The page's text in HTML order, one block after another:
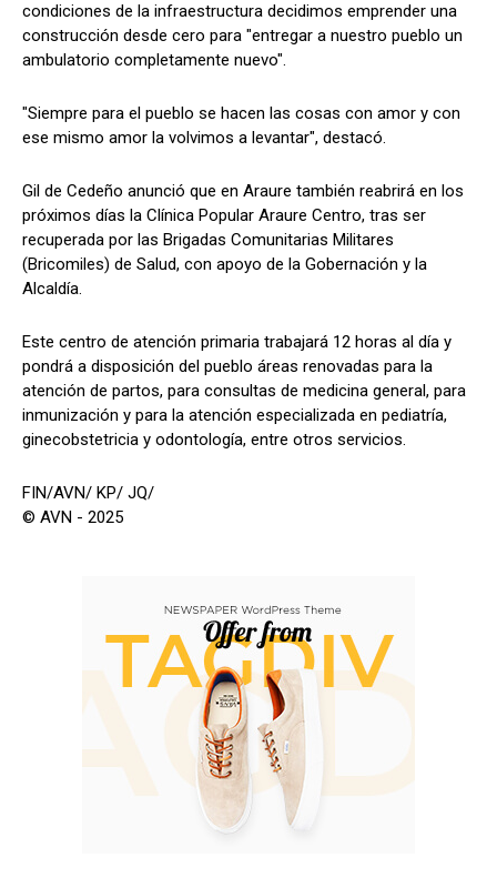
condiciones de la infraestructura decidimos emprender una
construcción desde cero para "entregar a nuestro pueblo un
ambulatorio completamente nuevo".
"Siempre para el pueblo se hacen las cosas con amor y con
ese mismo amor la volvimos a levantar", destacó.
Gil de Cedeño anunció que en Araure también reabrirá en los
próximos días la Clínica Popular Araure Centro, tras ser
recuperada por las Brigadas Comunitarias Militares
(Bricomiles) de Salud, con apoyo de la Gobernación y la
Alcaldía.
Este centro de atención primaria trabajará 12 horas al día y
pondrá a disposición del pueblo áreas renovadas para la
atención de partos, para consultas de medicina general, para
inmunización y para la atención especializada en pediatría,
ginecobstetricia y odontología, entre otros servicios.
FIN/AVN/ KP/ JQ/
© AVN - 2025